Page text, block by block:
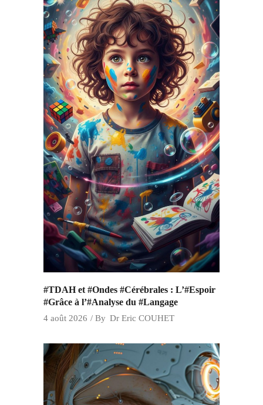
#TDAH et #Ondes #Cérébrales : L’#Espoir
#Grâce à l’#Analyse du #Langage
4 août 2026 By Dr Eric COUHET